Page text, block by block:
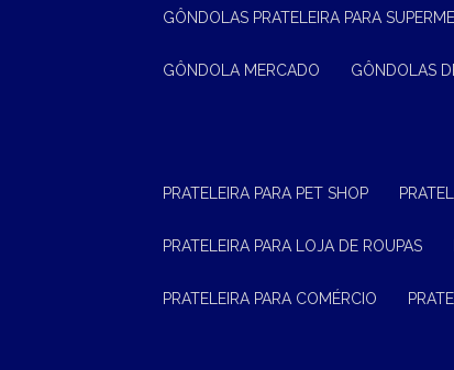
GÔNDOLAS PRATELEIRA PARA
GÔNDOLA MERCADO GÔNDOLAS
PRATELEIRA PARA PET SHOP
PRATELEIRA PARA LOJA DE ROUPAS
PRATELEIRA PARA COMÉRCIO